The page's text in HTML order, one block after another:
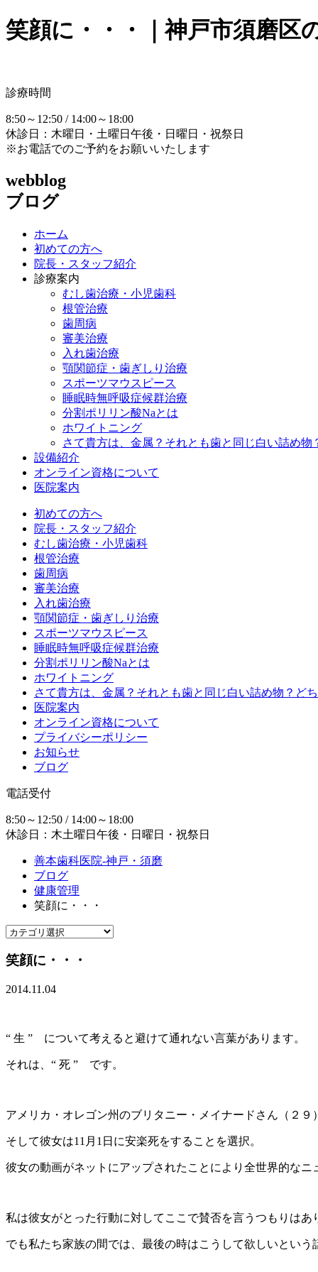
笑顔に・・・｜神戸市須磨区
診療時間
8:50～12:50 / 14:00～18:00
休診日：木曜日・土曜日午後・日曜日・祝祭日
※お電話でのご予約をお願いいたします
webblog
ブログ
ホーム
初めての方へ
院長・スタッフ紹介
診療案内
むし歯治療・小児歯科
根管治療
歯周病
審美治療
入れ歯治療
顎関節症・歯ぎしり治療
スポーツマウスピース
睡眠時無呼吸症候群治療
分割ポリリン酸Naとは
ホワイトニング
さて貴方は、金属？それとも歯と同じ白い詰め物
設備紹介
オンライン資格について
医院案内
初めての方へ
院長・スタッフ紹介
むし歯治療・小児歯科
根管治療
歯周病
審美治療
入れ歯治療
顎関節症・歯ぎしり治療
スポーツマウスピース
睡眠時無呼吸症候群治療
分割ポリリン酸Naとは
ホワイトニング
さて貴方は、金属？それとも歯と同じ白い詰め物？ど
医院案内
オンライン資格について
プライバシーポリシー
お知らせ
ブログ
電話受付
8:50～12:50 / 14:00～18:00
休診日：木土曜日午後・日曜日・祝祭日
善本歯科医院-神戸・須磨
ブログ
健康管理
笑顔に・・・
笑顔に・・・
2014.11.04
“ 生 ” について考えると避けて通れない言葉があります。
それは、“ 死 ” です。
アメリカ・オレゴン州のブリタニー・メイナードさん（２
そして彼女は11月1日に安楽死をすることを選択。
彼女の動画がネットにアップされたことにより全世界的なニ
私は彼女がとった行動に対してここで賛否を言うつもりはあ
でも私たち家族の間では、最後の時はこうして欲しいという